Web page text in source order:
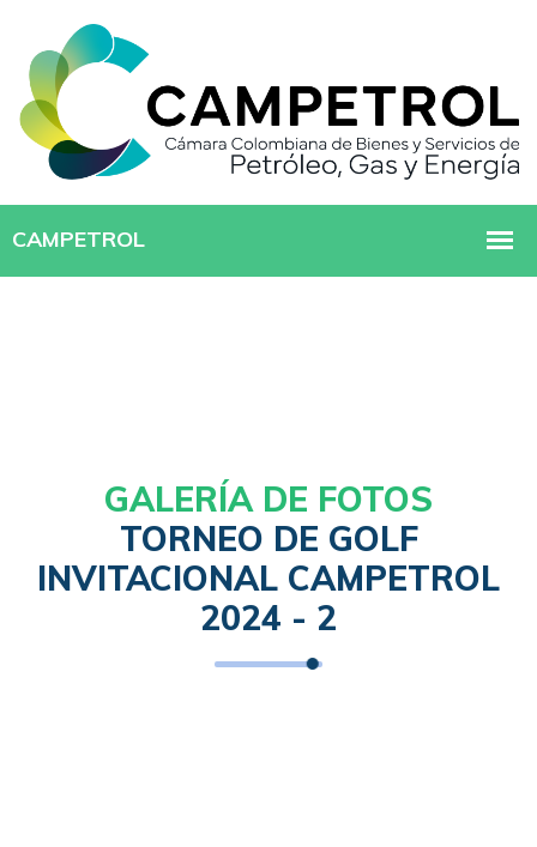
GALERÍA DE FOTOS
TORNEO DE GOLF
INVITACIONAL CAMPETROL
2024 - 2